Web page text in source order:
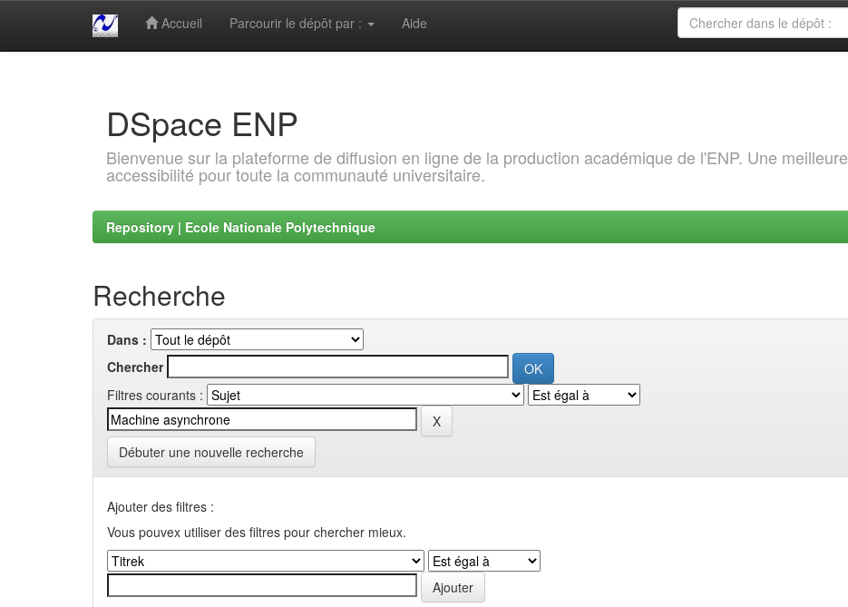
Accueil Parcourir le dépôt par : Aide
DSpace ENP
Bienvenue sur la plateforme de diffusion en ligne de la production académique de l'ENP. Une meilleure
accessibilité pour toute la communauté universitaire.
Repository | Ecole Nationale Polytechnique
Recherche
Dans :
Chercher
Filtres courants :
Débuter une nouvelle recherche
Ajouter des filtres :
Vous pouvex utiliser des filtres pour chercher mieux.